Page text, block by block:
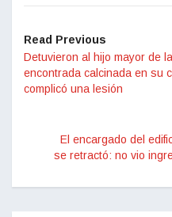
Read Previous
Detuvieron al hijo mayor de
encontrada calcinada en su
complicó una lesión
El encargado del
se retractó: no vio